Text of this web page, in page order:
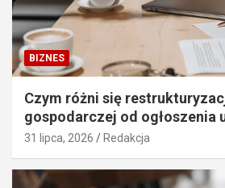
BIZNES
Czym różni się
gospodarczej od ogłoszenia
31 lipca, 2026 Redakcja